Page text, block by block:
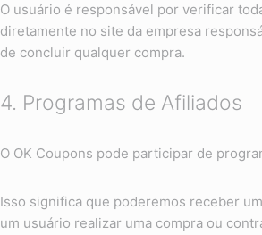
O usuário é responsável por verificar
diretamente no site da empresa
de concluir qualquer compra.
4. Programas de Afiliados
O OK Coupons pode participar de
Isso significa que poderemos receber
um usuário realizar uma compra ou